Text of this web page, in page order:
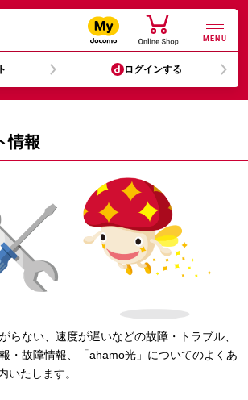
MENU
ログインする
情報
らない、速度が遅いなどの故障・トラブル、
・故障情報、「ahamo光」についてのよくあ
いたします。